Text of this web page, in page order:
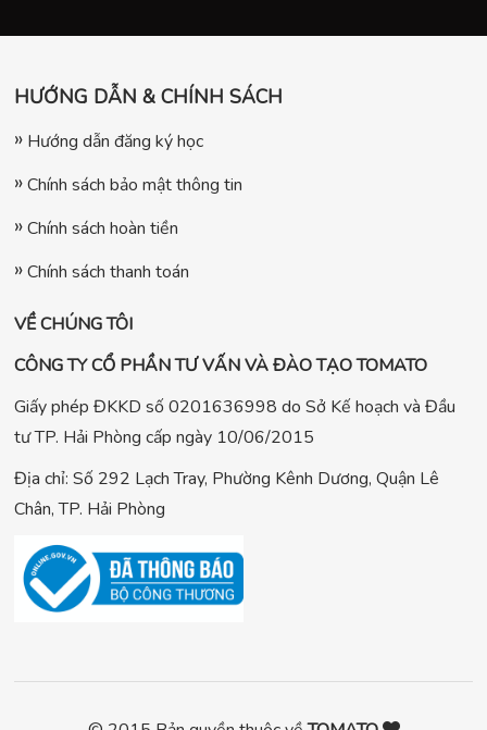
HƯỚNG DẪN & CHÍNH SÁCH
Hướng dẫn đăng ký học
Chính sách bảo mật thông tin
Chính sách hoàn tiền
Chính sách thanh toán
VỀ CHÚNG TÔI
CÔNG TY CỔ PHẦN TƯ VẤN VÀ ĐÀO TẠO TOMATO
Giấy phép ĐKKD số 0201636998 do Sở Kế hoạch và Đầu
tư TP. Hải Phòng cấp ngày 10/06/2015
Địa chỉ: Số 292 Lạch Tray, Phường Kênh Dương, Quận Lê
Chân, TP. Hải Phòng